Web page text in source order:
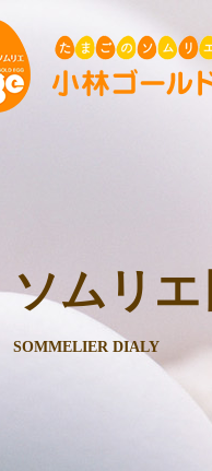
ソムリエ
SOMMELIER DIALY